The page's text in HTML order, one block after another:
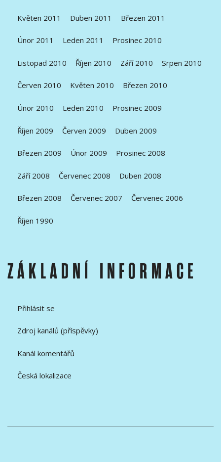
Květen 2011 Duben 2011 Březen 2011
Únor 2011 Leden 2011 Prosinec 2010
Listopad 2010 Říjen 2010 Září 2010 Srpen 2010
Červen 2010 Květen 2010 Březen 2010
Únor 2010 Leden 2010 Prosinec 2009
Říjen 2009 Červen 2009 Duben 2009
Březen 2009 Únor 2009 Prosinec 2008
Září 2008 Červenec 2008 Duben 2008
Březen 2008 Červenec 2007 Červenec 2006
Říjen 1990
ZÁKLADNÍ INFORMACE
Přihlásit se
Zdroj kanálů (příspěvky)
Kanál komentářů
Česká lokalizace